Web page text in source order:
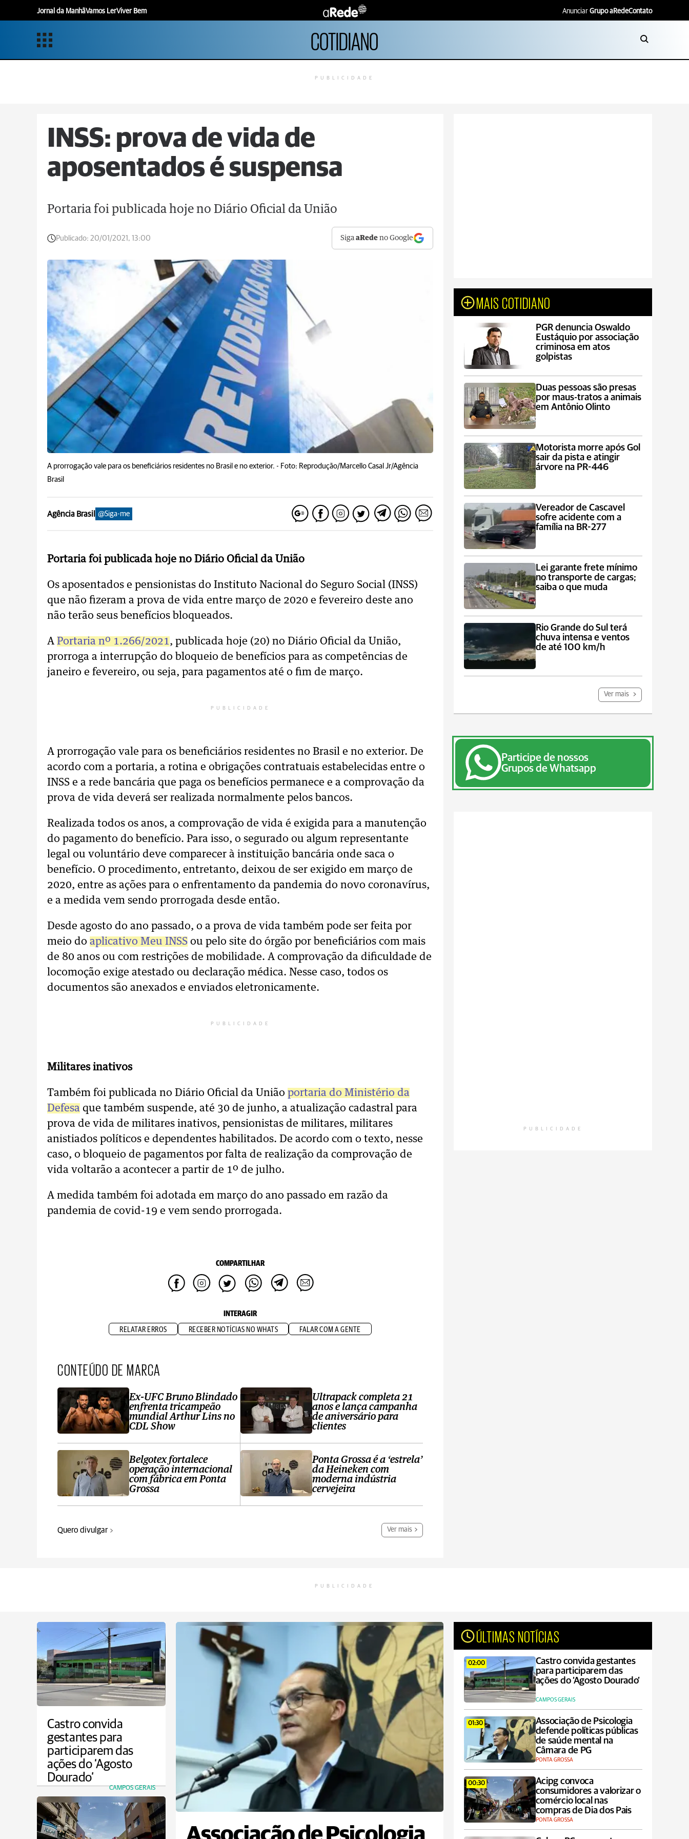
Jornal da ManhãVamos LerViver Bem Anunciar Grupo aRedeContato
COTIDIANO
PUBLICIDADE
INSS: prova de vida de
aposentados é suspensa
Portaria foi publicada hoje no Diário Oficial da União
Publicado: 20/01/2021, 13:00 SigaaRede no Google
A prorrogação vale para os beneficiários residentes no Brasil e no exterior. - Foto: Reprodução/Marcello Casal Jr/Agência
Brasil
Agência Brasil @Siga-me
Portaria foi publicada hoje no Diário Oficial da União
Os aposentados e pensionistas do Instituto Nacional do Seguro Social (INSS)
que não fizeram a prova de vida entre março de 2020 e fevereiro deste ano
não terão seus benefícios bloqueados.
A Portaria nº 1.266/2021, publicada hoje (20) no Diário Oficial da União,
prorroga a interrupção do bloqueio de benefícios para as competências de
janeiro e fevereiro, ou seja, para pagamentos até o fim de março.
PUBLICIDADE
A prorrogação vale para os beneficiários residentes no Brasil e no exterior. De
acordo com a portaria, a rotina e obrigações contratuais estabelecidas entre o
INSS e a rede bancária que paga os benefícios permanece e a comprovação da
prova de vida deverá ser realizada normalmente pelos bancos.
Realizada todos os anos, a comprovação de vida é exigida para a manutenção
do pagamento do benefício. Para isso, o segurado ou algum representante
legal ou voluntário deve comparecer à instituição bancária onde saca o
benefício. O procedimento, entretanto, deixou de ser exigido em março de
2020, entre as ações para o enfrentamento da pandemia do novo coronavírus,
e a medida vem sendo prorrogada desde então.
Desde agosto do ano passado, o a prova de vida também pode ser feita por
meio do aplicativo Meu INSS ou pelo site do órgão por beneficiários com mais
de 80 anos ou com restrições de mobilidade. A comprovação da dificuldade de
locomoção exige atestado ou declaração médica. Nesse caso, todos os
documentos são anexados e enviados eletronicamente.
PUBLICIDADE
Militares inativos
Também foi publicada no Diário Oficial da União portaria do Ministério da
Defesa que também suspende, até 30 de junho, a atualização cadastral para
prova de vida de militares inativos, pensionistas de militares, militares
anistiados políticos e dependentes habilitados. De acordo com o texto, nesse
caso, o bloqueio de pagamentos por falta de realização da comprovação de
vida voltarão a acontecer a partir de 1º de julho.
A medida também foi adotada em março do ano passado em razão da
pandemia de covid-19 e vem sendo prorrogada.
COMPARTILHAR
INTERAGIR
RELATAR ERROS RECEBER NOTÍCIAS NO WHATS FALAR COM A GENTE
CONTEÚDO DE MARCA
Ex-UFC Bruno Blindado
enfrenta tricampeão
mundial Arthur Lins no
CDL Show
Belgotex fortalece
operação internacional
com fábrica em Ponta
Grossa
Ultrapack completa 21
anos e lança campanha
de aniversário para
clientes
Ponta Grossa é a ‘estrela’
da Heineken com
moderna indústria
cervejeira
Quero divulgar Ver mais
MAIS COTIDIANO
PGR denuncia Oswaldo
Eustáquio por associação
criminosa em atos
golpistas
Duas pessoas são presas
por maus-tratos a animais
em Antônio Olinto
Motorista morre após Gol
sair da pista e atingir
árvore na PR-446
Vereador de Cascavel
sofre acidente com a
família na BR-277
Lei garante frete mínimo
no transporte de cargas;
saiba o que muda
Rio Grande do Sul terá
chuva intensa e ventos
de até 100 km/h
Ver mais
Participe de nossos
Grupos de Whatsapp
PUBLICIDADE
PUBLICIDADE
Castro convida
gestantes para
participarem das
ações do ‘Agosto
Dourado’
CAMPOS GERAIS
ÚLTIMAS NOTÍCIAS
02:00
Castro convida gestantes
para participarem das
ações do ‘Agosto Dourado’
CAMPOS GERAIS
01:30
Associação de Psicologia
defende políticas públicas
de saúde mental na
Câmara de PG
PONTA GROSSA
00:30
Acipg convoca
consumidores a valorizar o
comércio local nas
compras de Dia dos Pais
PONTA GROSSA